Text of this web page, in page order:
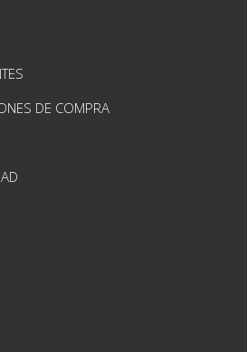
DE COMPRA